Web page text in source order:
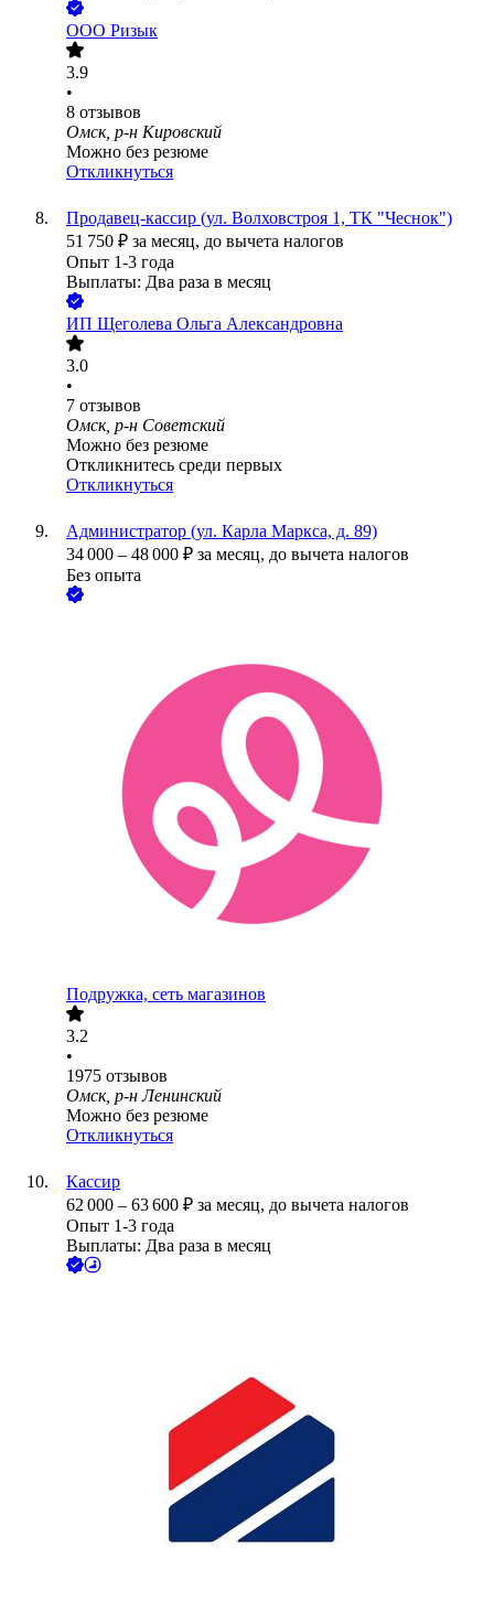
ООО Ризык
3.9
•
8 отзывов
Омск, р-н Кировский
Можно без резюме
Откликнуться
Продавец-кассир (ул. Волховстроя 1, ТК "Чеснок")
51 750 ₽ за месяц, до вычета налогов
Опыт 1-3 года
Выплаты: Два раза в месяц
ИП Щеголева Ольга Александровна
3.0
•
7 отзывов
Омск, р-н Советский
Можно без резюме
Откликнитесь среди первых
Откликнуться
Администратор (ул. Карла Маркса, д. 89)
34 000 – 48 000 ₽ за месяц, до вычета налогов
Без опыта
Подружка, сеть магазинов
3.2
•
1975 отзывов
Омск, р-н Ленинский
Можно без резюме
Откликнуться
Кассир
62 000 – 63 600 ₽ за месяц, до вычета налогов
Опыт 1-3 года
Выплаты: Два раза в месяц